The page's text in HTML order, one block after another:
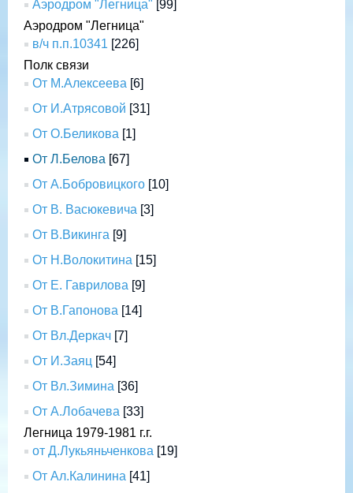
Аэродром "Легница" [99]
Аэродром "Легница"
в/ч п.п.10341 [226]
Полк связи
От М.Алексеева [6]
От И.Атрясовой [31]
От О.Беликова [1]
От Л.Белова [67]
От А.Бобровицкого [10]
От В. Васюкевича [3]
От В.Викинга [9]
От Н.Волокитина [15]
От Е. Гаврилова [9]
От В.Гапонова [14]
От Вл.Деркач [7]
От И.Заяц [54]
От Вл.Зимина [36]
От А.Лобачева [33]
Легница 1979-1981 г.г.
от Д.Лукьяньченкова [19]
От Ал.Калинина [41]